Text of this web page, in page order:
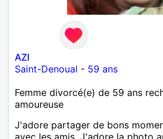
AZI
Saint-Denoual - 59 ans
Femme divorcé(e) de 59 ans
amoureuse
J'adore partager de bons
avec les amis. J'adore la photo